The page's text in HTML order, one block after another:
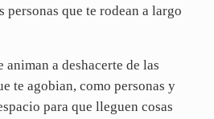
personas que te rodean a largo
animan a deshacerte de las
te agobian, como personas y
para que lleguen cosas